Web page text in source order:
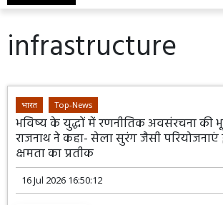
infrastructure
भारत Top-News
भविष्य के युद्धों में रणनीतिक अवसंरचना की
राजनाथ ने कहा- सेला सुरंग जैसी परियोजनाएं
क्षमता का प्रतीक
16 Jul 2026 16:50:12